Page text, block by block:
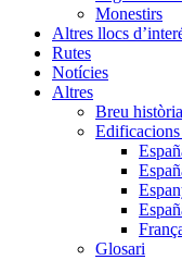
Monestirs
Altres llocs
Rutes
Notícies
Altres
Breu
Glosari